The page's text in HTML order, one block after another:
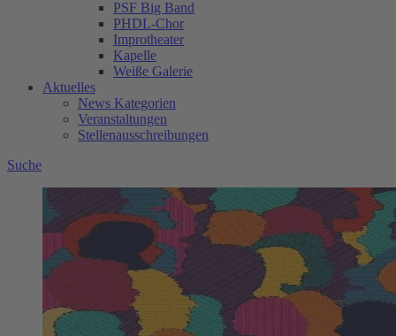
PSF Big Band
PHDL-Chor
Improtheater
Kapelle
Weiße Galerie
Aktuelles
News Kategorien
Veranstaltungen
Stellenausschreibungen
Suche